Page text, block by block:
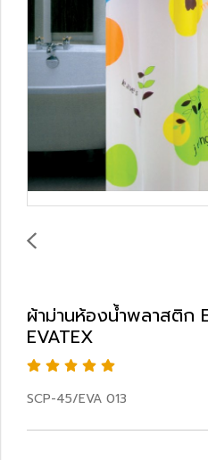
ผ้าม่านห้องน้ำพลาสติก
EVATEX
SCP-45/EVA 013